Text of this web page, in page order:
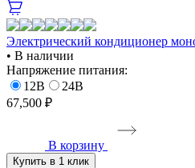
Электрический кондиционер
• В наличии
Напряжение питания:
12В
24В
67,500 ₽
В корзину
Купить в 1 клик